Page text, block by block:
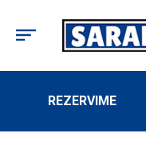
REZERVIME